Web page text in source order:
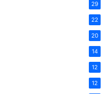
29
22
20
14
12
12